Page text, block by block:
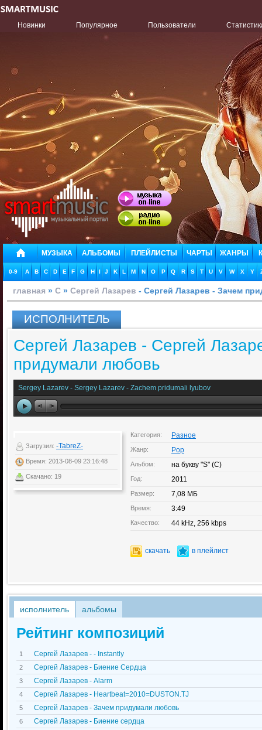
Новинки Популярное Пользователи
МУЗЫКА АЛЬБОМЫ ПЛЕЙЛИСТЫ ЧАРТЫ ЖАНРЫ
0-9 A B C D E F G H I J K L M N O P Q R S T U V W X Y
главная » С » Сергей Лазарев - Сергей Лазарев - Зачем
ИСПОЛНИТЕЛЬ
Сергей Лазарев - Сергей
придумали любовь
Sergey Lazarev - Sergey Lazarev - Zachem pridumali lyubov
Загрузил: -TabreZ-
Время: 2013-08-09 23:16:48
Скачано: 19
Категория: Разное
Жанр: Pop
Альбом: на букву "S" (C)
Год: 2011
Размер: 7,08 МБ
Время: 3:49
Качество: 44 kHz, 256 kbps
скачать в плейлист
исполнитель альбомы
Рейтинг композиций
1 Сергей Лазарев - - Instantly
2 Сергей Лазарев - Биение Сердца
3 Сергей Лазарев - Alarm
4 Сергей Лазарев - Heartbeat=2010=DUSTON.TJ
5 Сергей Лазарев - Зачем придумали любовь
6 Сергей Лазарев - Биение сердца